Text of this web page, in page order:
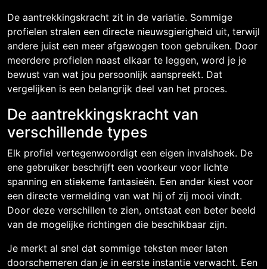
De aantrekkingskracht zit in de variatie. Sommige
profielen stralen een directe nieuwsgierigheid uit, terwijl
andere juist een meer afgewogen toon gebruiken. Door
meerdere profielen naast elkaar te leggen, word je je
bewust van wat jou persoonlijk aanspreekt. Dat
vergelijken is een belangrijk deel van het proces.
De aantrekkingskracht van
verschillende types
Elk profiel vertegenwoordigt een eigen invalshoek. De
ene gebruiker beschrijft een voorkeur voor lichte
spanning en stiekeme fantasieën. Een ander kiest voor
een directe vermelding van wat hij of zij mooi vindt.
Door deze verschillen te zien, ontstaat een beter beeld
van de mogelijke richtingen die beschikbaar zijn.
Je merkt al snel dat sommige teksten meer laten
doorschemeren dan je in eerste instantie verwacht. Een